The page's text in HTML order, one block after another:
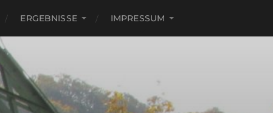
ERGEBNISSE IMPRESSUM